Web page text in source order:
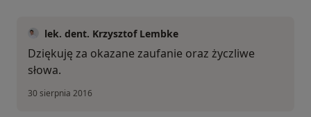
lek. dent. Krzysztof Lembke
Dziękuję za okazane zaufanie oraz życzliwe
słowa.
30 sierpnia 2016